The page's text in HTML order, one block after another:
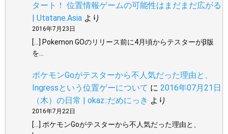
タート！ 位置情報ゲームの可能性はまだまだ広がる
| Utatane.Asia より
2016年7月23日
[…] Pokemon GOのリリース前に4月頃からテスターがβ版
を…
ポケモンGoがテスターから不人気だった理由と、
Ingressという位置ゲーについて に 2016年07月21日
（木）の日常 | okaz::だめにっき より
2016年7月22日
[…] ポケモンGoがテスターから不人気だった理由と、